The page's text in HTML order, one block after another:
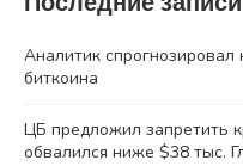
Аналитик
биткоина
ЦБ предложил запретить
обвалился ниже $38 тыс.